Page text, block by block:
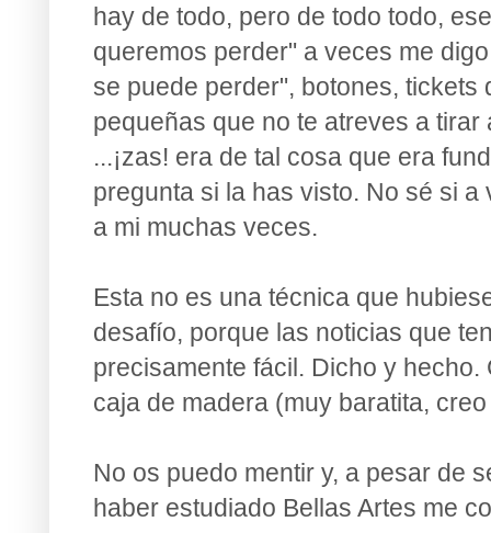
hay de todo, pero de todo todo,
queremos perder" a veces me
se puede perder", botones,
pequeñas que no te atreves a
...¡zas! era de tal cosa que era
pregunta si la has visto. No sé si a
a mi muchas veces.
Esta no es una técnica que
desafío, porque las noticias que
precisamente fácil. Dicho y
caja de madera (muy baratita,
No os puedo mentir y, a pesar de
haber estudiado Bellas Artes me